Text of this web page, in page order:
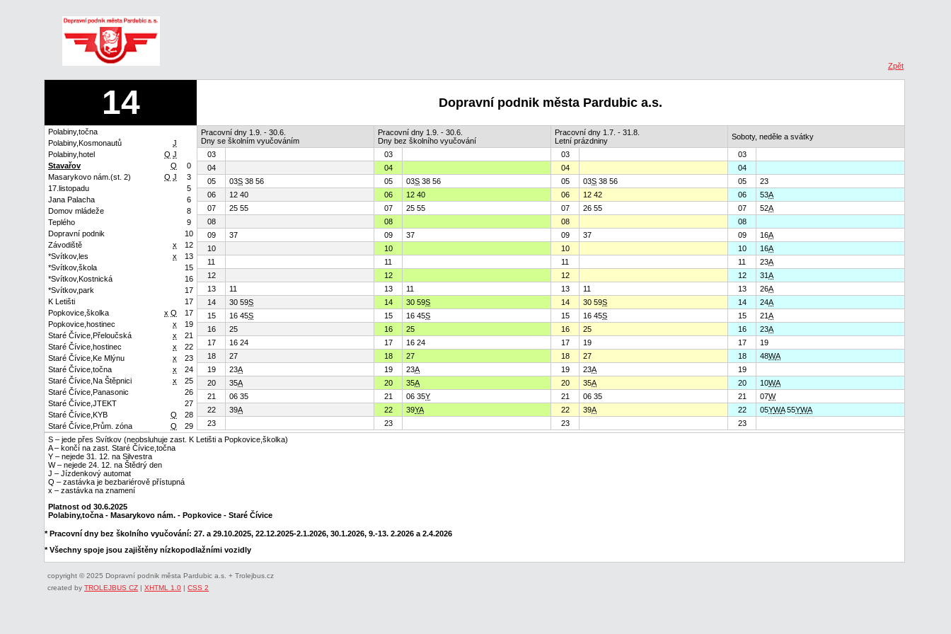
Zpět
14 Dopravní podnik města Pardubic a.s.
Polabiny,točna
Polabiny,Kosmonautů
J
Polabiny,hotel
Q J
Stavařov
Q
0
Masarykovo nám.(st. 2)
Q J
3
17.listopadu
5
Jana Palacha
6
Domov mládeže
8
Teplého
9
Dopravní podnik
10
Závodiště
x
12
*Svítkov,les
x
13
*Svítkov,škola
15
*Svítkov,Kostnická
16
*Svítkov,park
17
K Letišti
17
Popkovice,školka
x Q
17
Popkovice,hostinec
x
19
Staré Čívice,Přeloučská
x
21
Staré Čívice,hostinec
x
22
Staré Čívice,Ke Mlýnu
x
23
Staré Čívice,točna
x
24
Staré Čívice,Na Štěpnici
x
25
Staré Čívice,Panasonic
26
Staré Čívice,JTEKT
27
Staré Čívice,KYB
Q
28
Staré Čívice,Prům. zóna
Q 29
Pracovní dny 1.9. - 30.6.
Dny se školním vyučováním
Pracovní dny 1.9. - 30.6.
Dny bez školního vyučování
Pracovní dny 1.7. - 31.8.
Letní prázdniny
Soboty, neděle a svátky
03 03 03
03
04
04 04
04
05
03S 38 56 05 03S 38 56 05 03S 38 56 05
23
06
12 40 06 12 40 06 12 42 06 53A
07
25 55 07 25 55 07 26 55 07 52A
08
08 08
08
09
37 09 37 09 37 09 16A
10
10 10 10 16A
11
11 11 11 23A
12
12 12 12 31A
13
11 13 11 13 11 13 26A
14
30 59S 14 30 59S 14 30 59S 14 24A
15
16 45S 15 16 45S 15 16 45S 15 21A
16
25 16 25 16 25 16 23A
17
16 24 17 16 24 17 19 17
19
18
27 18 27 18 27 18 48WA
19
23A 19 23A 19 23A
19
20
35A 20 35A 20 35A 20 10WA
21
06 35 21 06 35Y 21 06 35 21 07W
22
39A 22 39YA 22 39A 22 05YWA55YWA
23
23 23
23
S – jede přes Svítkov (neobsluhuje zast. K Letišti a Popkovice,školka)
A – končí na zast. Staré Čívice,točna
Y – nejede 31. 12. na Silvestra
W – nejede 24. 12. na Štědrý den
J – Jízdenkový automat
Q – zastávka je bezbariérově přístupná
x – zastávka na znamení
Platnost od 30.6.2025
Polabiny,točna - Masarykovo nám. - Popkovice - Staré Čívice
* Pracovní dny bez školního vyučování: 27. a 29.10.2025, 22.12.2025-2.1.2026, 30.1.2026, 9.-13. 2.2026 a 2.4.2026
* Všechny spoje jsou zajištěny nízkopodlažními vozidly
copyright © 2025 Dopravní podnik města Pardubic a.s. + Trolejbus.cz
created by TROLEJBUS CZ | XHTML 1.0 | CSS 2